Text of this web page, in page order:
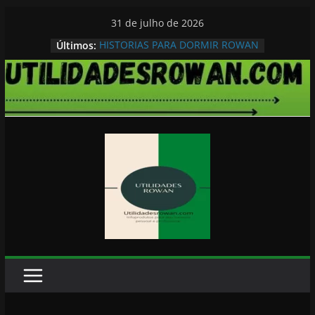
conteúdo
31 de julho de 2026
Últimos: HISTORIAS PARA DORMIR ROWAN